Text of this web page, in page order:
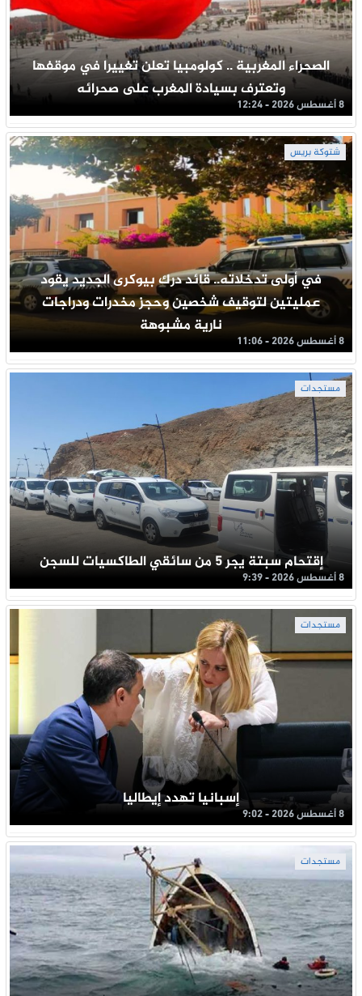
الصحراء المغربية .. كولومبيا تعلن تغييرا في موقفها
وتعترف بسيادة المغرب على صحرائه
8 أغسطس 2026 - 12:24
شتوكة بريس
في أولى تدخلاته.. قائد درك بيوكرى الجديد يقود
عمليتين لتوقيف شخصين وحجز مخدرات ودراجات
نارية مشبوهة
8 أغسطس 2026 - 11:06
مستجدات
إقتحام سبتة يجر 5 من سائقي الطاكسيات للسجن
8 أغسطس 2026 - 9:39
مستجدات
إسبانيا تهدد إيطاليا
8 أغسطس 2026 - 9:02
مستجدات